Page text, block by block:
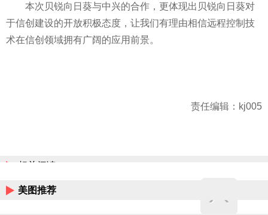
本次贝锐向日葵与中兴的合作，更体现出贝锐向日葵对
于信创建设的开放积极态度，让我们有理由相信远程控制技
术在信创领域拥有广阔的应用前景。
责任编辑：kj005
相关阅读
美图推荐